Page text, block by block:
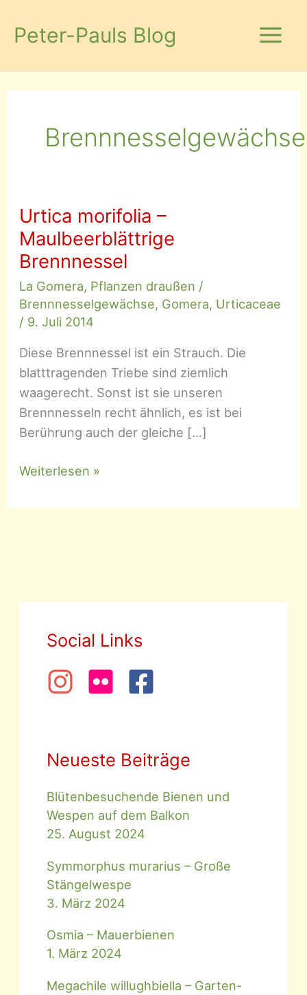
InhaltPeter-Pauls Blog
Brennnesselgewächse
Urtica morifolia –
Maulbeerblättrige
Brennnessel
La Gomera, Pflanzen draußen /
Brennnesselgewächse, Gomera, Urticaceae
/ 9. Juli 2014
Diese Brennnessel ist ein Strauch. Die
blatttragenden Triebe sind ziemlich
waagerecht. Sonst ist sie unseren
Brennnesseln recht ähnlich, es ist bei
Berührung auch der gleiche […]
Urtica
–
Weiterlesen »
Social Links
Neueste Beiträge
Blütenbesuchende Bienen und
Wespen auf dem Balkon
25. August 2024
Symmorphus murarius – Große
Stängelwespe
3. März 2024
Osmia – Mauerbienen
1. März 2024
Megachile willughbiella – Garten-